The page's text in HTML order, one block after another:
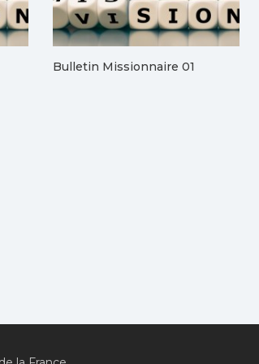
Bulletin Missionnaire 01